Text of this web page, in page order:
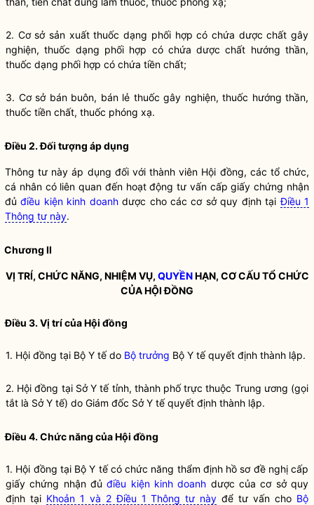
2. Cơ sở sản xuất thuốc dạng phối hợp có chứa dược chất gây
nghiện, thuốc dạng phối hợp có chứa dược chất hướng thần,
thuốc dạng phối hợp có chứa tiền chất;
3. Cơ sở bán buôn, bán lẻ thuốc gây nghiện, thuốc hướng thần,
thuốc tiền chất, thuốc phóng xạ.
Điều 2. Đối tượng áp dụng
Thông tư này áp dụng đối với thành viên Hội đồng, các tổ chức,
cá nhân có liên quan đến hoạt động tư vấn cấp giấy chứng nhận
đủđiều kiện kinh doanhdược cho các cơ sở quy định tạiĐiều 1
Thông tư này.
Chương II
VỊ TRÍ, CHỨC NĂNG, NHIỆM VỤ, QUYỀNHẠN, CƠ CẤU TỔ CHỨC
CỦA HỘI ĐỒNG
Điều 3. Vị trí của Hội đồng
1. Hội đồng tại Bộ Y tế do Bộ trưởng Bộ Y tế quyết định thành lập.
2. Hội đồng tại Sở Y tế tỉnh, thành phố trực thuộc Trung ương (gọi
tắt là Sở Y tế) do Giám đốc Sở Y tế quyết định thành lập.
Điều 4. Chức năng của Hội đồng
1. Hội đồng tại Bộ Y tế có chức năng thẩm định hồ sơ đề nghị cấp
giấy chứng nhận đủđiều kiện kinh doanh dược của cơ sở quy
định tại Khoản 1 và 2 Điều 1 Thông tư này để tư vấn cho Bộ